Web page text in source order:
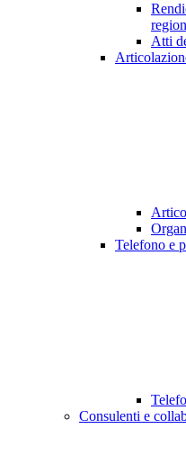
Atti
Telefono e
Consulenti e